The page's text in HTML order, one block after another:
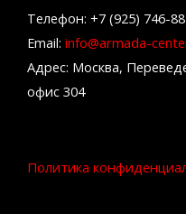
Телефон: +7 (925) 746-
Email: info@armada-
Адрес: Москва,
офис 304
Политика